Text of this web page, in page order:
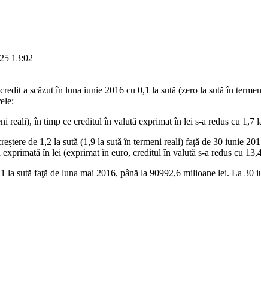
13:02
a scăzut în luna iunie 2016 cu 0,1 la sută (zero la sută în
reali), în timp ce creditul în valută exprimat în lei s-a redus cu 1,7
de 1,2 la sută (1,9 la sută în termeni reali) faţă de 30 iunie
în lei (exprimat în euro, creditul în valută s-a redus cu
sută faţă de luna mai 2016, până la 90992,6 milioane lei. La 30